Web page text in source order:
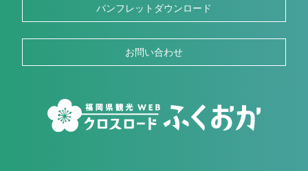
パンフレットダウンロード
お問い合わせ